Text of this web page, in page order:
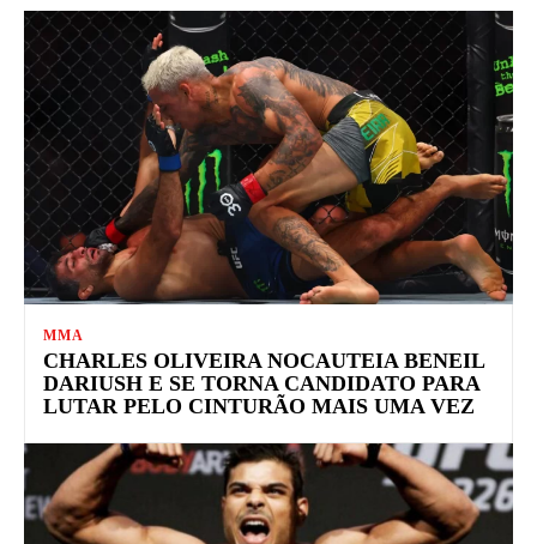
MMA
CHARLES OLIVEIRA NOCAUTEIA BENEIL
DARIUSH E SE TORNA CANDIDATO PARA
LUTAR PELO CINTURÃO MAIS UMA VEZ